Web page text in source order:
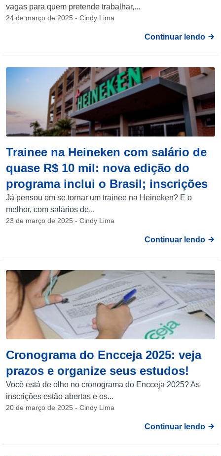
vagas para quem pretende trabalhar,...
24 de março de 2025 - Cindy Lima
Continuar lendo
Trainee na Heineken com salário de
quase R$ 10 mil: nova edição do
programa inclui o Brasil; inscrições
Já pensou em se tornar um trainee na Heineken? E o
melhor, com salários de...
23 de março de 2025 - Cindy Lima
Continuar lendo
Cronograma do Encceja 2025: veja
prazos e organize seus estudos!
Você está de olho no cronograma do Encceja 2025? As
inscrições estão abertas e os...
20 de março de 2025 - Cindy Lima
Continuar lendo